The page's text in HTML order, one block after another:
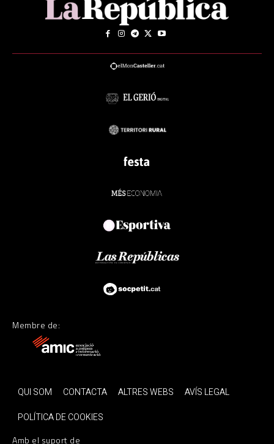
Membre de:
QUI SOM CONTACTA ALTRES WEBS
AVÍS LEGAL
POLÍTICA DE COOKIES
Amb el suport de